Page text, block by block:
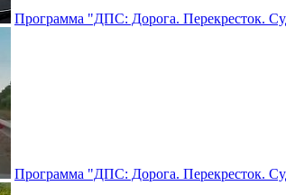
Программа "ДПС: Дорога. Перекресток.
Программа "ДПС: Дорога. Перекресток.